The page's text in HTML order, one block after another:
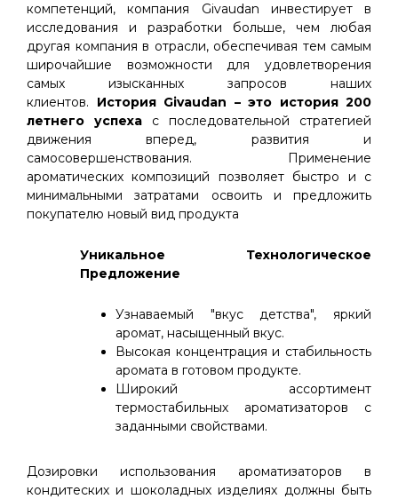
компетенций, компания Givaudan инвестирует в
исследования и разработки больше, чем любая
другая компания в отрасли, обеспечивая тем самым
широчайшие возможности для удовлетворения
самых изысканных запросов наших
клиентов. История Givaudan – это история 200
летнего успеха с последовательной стратегией
движения вперед, развития и
самосовершенствования. Применение
ароматических композиций позволяет быстро и с
минимальными затратами освоить и предложить
покупателю новый вид продукта
Уникальное Технологическое
Предложение
Узнаваемый "вкус детства", яркий
аромат, насыщенный вкус.
Высокая концентрация и стабильность
аромата в готовом продукте.
Широкий ассортимент
термостабильных ароматизаторов с
заданными свойствами.
Дозировки использования ароматизаторов в
кондитеских и шоколадных изделиях должны быть